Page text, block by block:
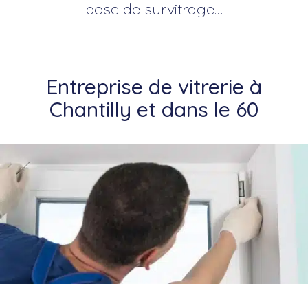
pose de survitrage…
Entreprise de vitrerie à
Chantilly et dans le 60